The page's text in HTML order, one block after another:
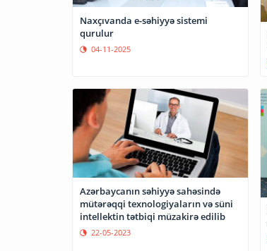
Naxçıvanda e-səhiyyə sistemi
qurulur
04-11-2025
Azərbaycanın səhiyyə sahəsində
mütərəqqi texnologiyaların və süni
intellektin tətbiqi müzakirə edilib
22-05-2023